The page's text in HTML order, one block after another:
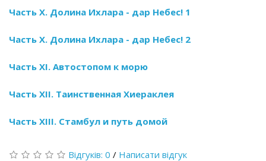
Часть X. Долина Ихлара - дар Небес! 1
Часть X. Долина Ихлара - дар Небес! 2
Часть XI. Автостопом к морю
Часть XII. Таинственная Хиераклея
Часть XIII. Стамбул и путь домой
Відгуків: 0 / Написати відгук